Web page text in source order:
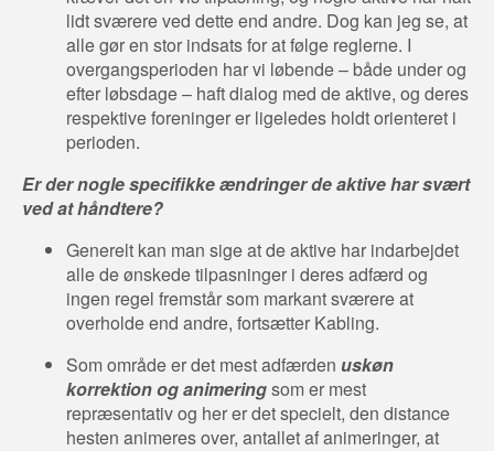
lidt sværere ved dette end andre. Dog kan jeg se, at
alle gør en stor indsats for at følge reglerne. I
overgangsperioden har vi løbende – både under og
efter løbsdage – haft dialog med de aktive, og deres
respektive foreninger er ligeledes holdt orienteret i
perioden.
Er der nogle specifikke ændringer de aktive har svært
ved at håndtere?
Generelt kan man sige at de aktive har indarbejdet
alle de ønskede tilpasninger i deres adfærd og
ingen regel fremstår som markant sværere at
overholde end andre, fortsætter Kabling.
Som område er det mest adfærden uskøn
korrektion og animeringsom er mest
repræsentativ og her er det specielt, den distance
hesten animeres over, antallet af animeringer, at